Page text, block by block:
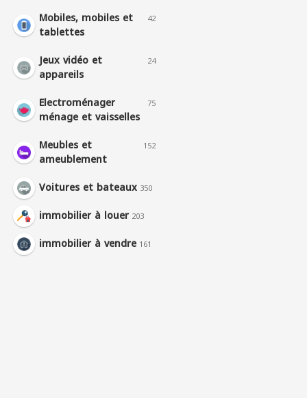
Mobiles, mobiles et
tablettes
42
Jeux vidéo et
appareils
24
Electroménager
ménage et vaisselles
75
Meubles et
ameublement
152
Voitures et bateaux 350
immobilier à louer 203
immobilier à vendre 161